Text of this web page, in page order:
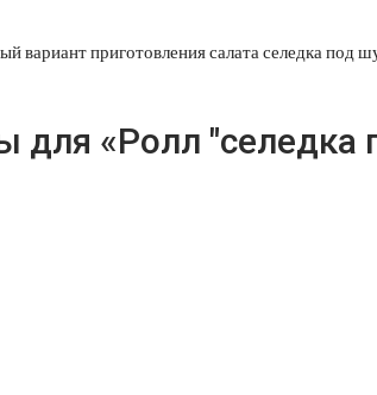
вариант приготовления салата селедка под
для «Ролл "селедка